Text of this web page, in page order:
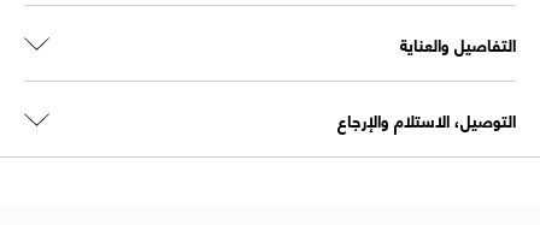
التفاصيل والعناية
التوصيل، الاستلام والإرجاع